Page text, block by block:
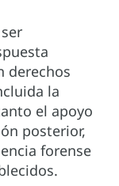
derechos
la
el apoyo
posterior,
forense